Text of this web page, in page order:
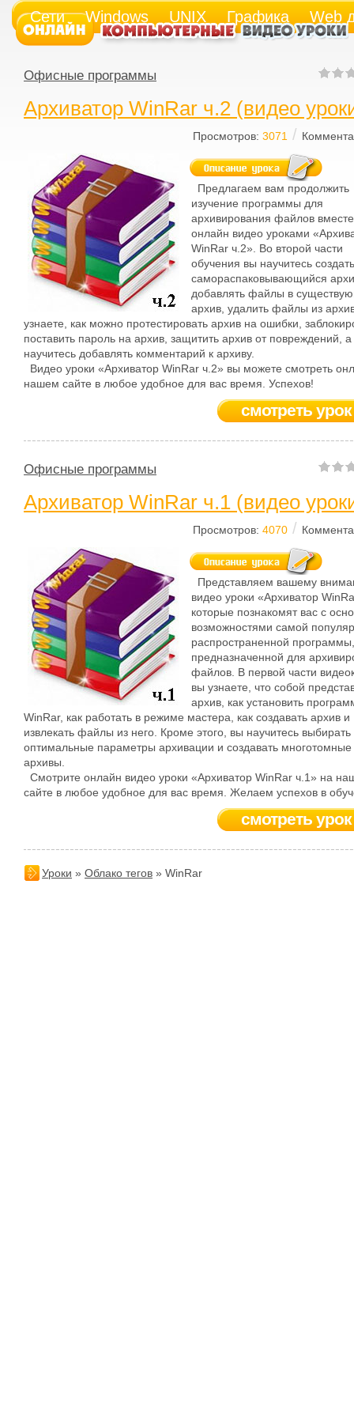
Сети Windows UNIX Графика Web
Офисные программы
Архиватор WinRar ч.2 (видео
Просмотров: 3071 /
Предлагаем вам продолжить
изучение программы для
архивирования файлов
онлайн видео уроками
WinRar ч.2». Во второй части
обучения вы научитесь создать
самораспаковывающийся
добавлять файлы в
архив, удалить файлы из
узнаете, как можно протестировать архив на ошибки,
поставить пароль на архив, защитить архив от повреждений, а
научитесь добавлять комментарий к архиву.
Видео уроки «Архиватор WinRar ч.2» вы можете смотреть
нашем сайте в любое удобное для вас время. Успехов!
смотреть урок
Офисные программы
Архиватор WinRar ч.1 (видео
Просмотров: 4070 /
Представляем вашему
видео уроки «Архиватор
которые познакомят вас с
возможностями самой
распространенной программы,
предназначенной для
файлов. В первой части
вы узнаете, что собой
архив, как установить
WinRar, как работать в режиме мастера, как создавать архив и
извлекать файлы из него. Кроме этого, вы научитесь выбирать
оптимальные параметры архивации и создавать многотомные
архивы.
Смотрите онлайн видео уроки «Архиватор WinRar ч.1» на
сайте в любое удобное для вас время. Желаем успехов в
смотреть урок
Уроки » Облако тегов » WinRar